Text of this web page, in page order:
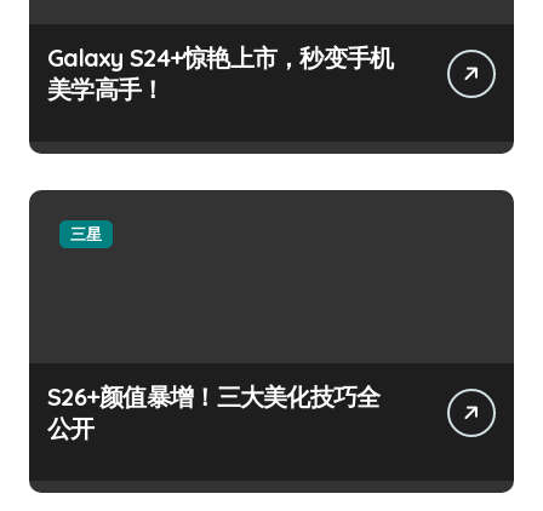
Galaxy S24+惊艳上市，秒变手机
美学高手！
三星
S26+颜值暴增！三大美化技巧全
公开